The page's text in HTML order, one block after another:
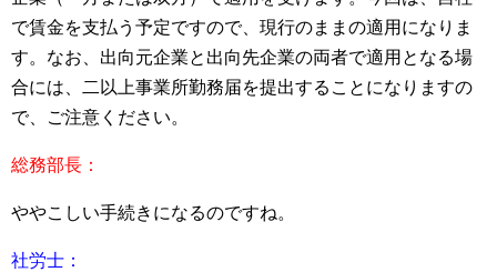
で賃金を支払う予定ですので、現行のままの適用になりま
す。なお、出向元企業と出向先企業の両者で適用となる場
合には、二以上事業所勤務届を提出することになりますの
で、ご注意ください。
総務部長：
ややこしい手続きになるのですね。
社労士：